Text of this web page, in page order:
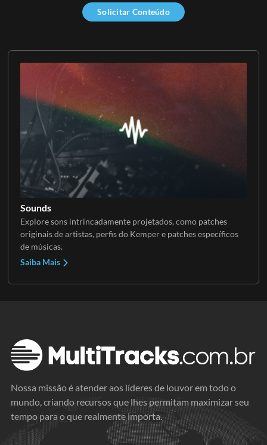
Sounds
Explore sons intrincadamente projetados, como patches
originais de artistas, perfis do Kemper e patches específicos
de músicas.
Saiba Mais
Solicitar Conteúdo
Nossa missão é atender aos líderes de louvor em todo o
mundo, criando recursos que lhes permitam maximizar seu
tempo para o que realmente importa.